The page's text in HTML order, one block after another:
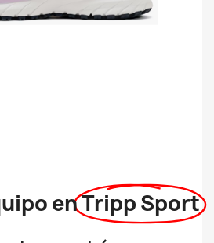
enTripp Sport